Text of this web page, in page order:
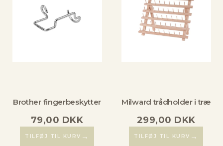
Brother fingerbeskytter
79,00 DKK
TILFØJ TIL KURV →
Milward trådholder i træ
299,00 DKK
TILFØJ TIL KURV →